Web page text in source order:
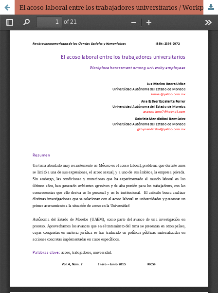
El acoso laboral entre los trabajadores universitarios / Workplace harassment among university employees